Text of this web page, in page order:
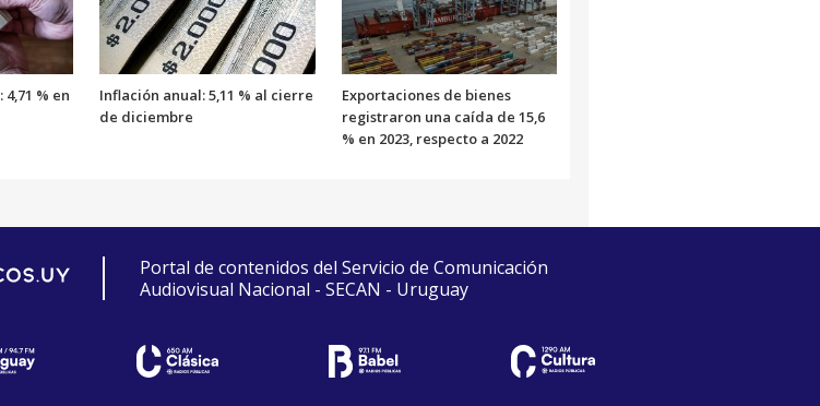
% en
Inflación anual: 5,11 % al cierre
de diciembre
Exportaciones de bienes
registraron una caída de 15,6
% en 2023, respecto a 2022
Portal de contenidos del Servicio de Comunicación
Audiovisual Nacional - SECAN - Uruguay